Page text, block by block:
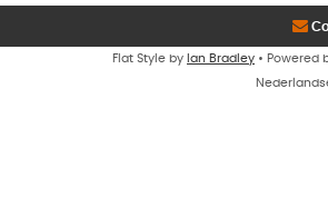
Flat Style by Ian Bradley • Powered